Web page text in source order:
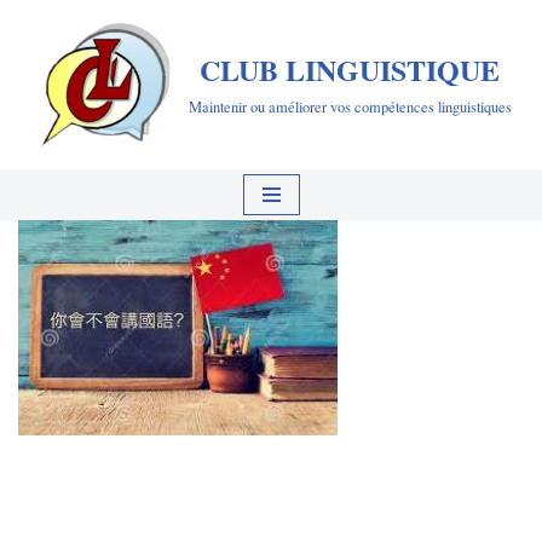
Aller
contenu
CLUB LINGUISTIQUE
Maintenir ou améliorer vos compétences linguistiques